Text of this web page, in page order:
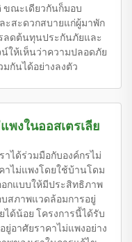
ขณะเดียวกันก็มอบ
สะดวกสบายแก่ผู้มาพัก
ลดต้นทุนประกันภัยและ
ให้เห็นว่าความปลอดภัย
กันได้อย่างลงตัว
พงในออสเตรเลีย
าได้ร่วมมือกับองค์กรไม่
าไม่แพงโดยใช้บ้านโดม
กแบบให้มีประสิทธิภาพ
สภาพแวดล้อมการอยู่
ด้น้อย โครงการนี้ได้รับ
ยู่อาศัยราคาไม่แพงอย่าง